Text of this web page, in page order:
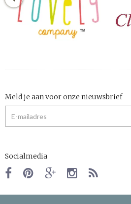
Meld je aan voor onze nieuwsbrief
Socialmedia